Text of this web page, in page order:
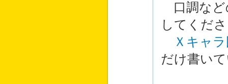
口調など
してくだ
Ｘキャ
だけ書い